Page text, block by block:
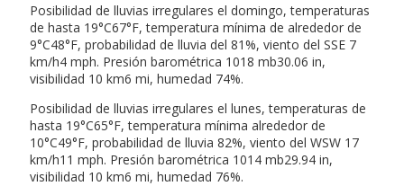
Posibilidad de lluvias irregulares el domingo, temperaturas
de hasta 19°C67°F, temperatura mínima de alrededor de
9°C48°F, probabilidad de lluvia del 81%, viento del SSE 7
km/h4 mph. Presión barométrica 1018 mb30.06 in,
visibilidad 10 km6 mi, humedad 74%.
Posibilidad de lluvias irregulares el lunes, temperaturas de
hasta 19°C65°F, temperatura mínima alrededor de
10°C49°F, probabilidad de lluvia 82%, viento del WSW 17
km/h11 mph. Presión barométrica 1014 mb29.94 in,
visibilidad 10 km6 mi, humedad 76%.